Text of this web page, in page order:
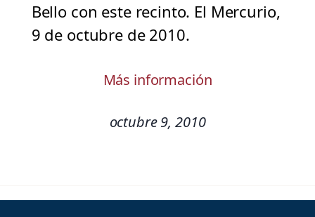
Bello con este recinto. El Mercurio,
9 de octubre de 2010.
Más información
octubre 9, 2010